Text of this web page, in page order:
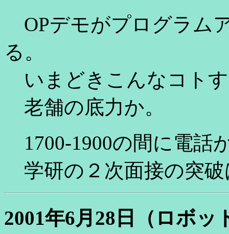
OPデモがプログラム
る。
いまどきこんなコト
老舗の底力か。
1700-1900の間に電話
学研の２次面接の突
2001年6月28日（ロボ